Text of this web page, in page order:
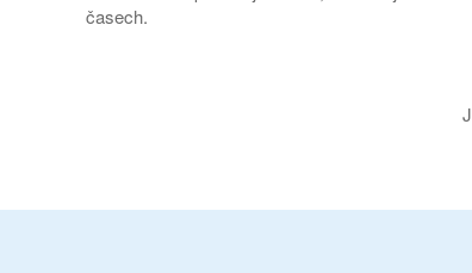
časech.
Jan Picek,